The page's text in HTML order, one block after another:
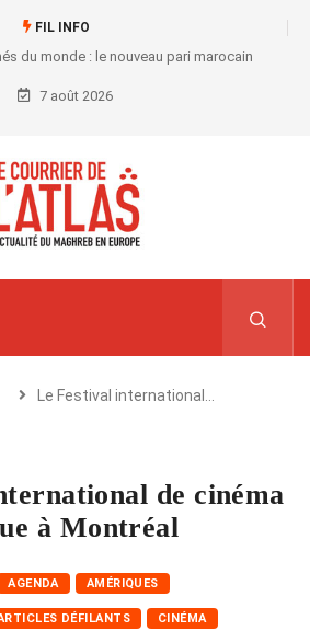
FIL INFO
du monde : le nouveau pari marocain
7 août 2026
Le Festival international…
de cinéma
à Montréal
AGENDA AMÉRIQUES
DÉFILANTS CINÉMA